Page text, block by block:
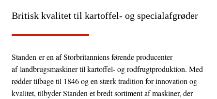
Britisk kvalitet til kartoffel- og specialafgrøder
Standen er en af Storbritanniens førende producenter
aflandbrugsmaskiner til kartoffel- og rodfrugtproduktion. Med
rødder tilbage til 1846 og en stærk tradition for innovation og
kvalitet, tilbyder Standen et bredt sortiment af maskiner, der